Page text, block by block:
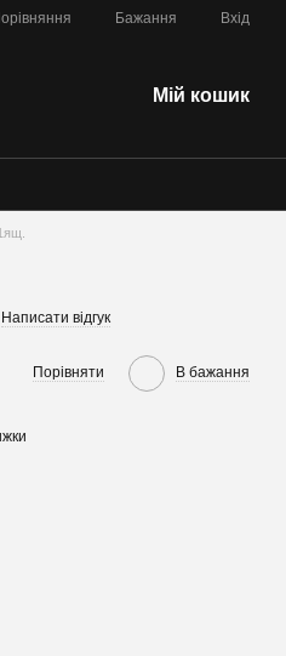
Бажання Вхід
Мій кошик
Написати відгук
Порівняти В бажання